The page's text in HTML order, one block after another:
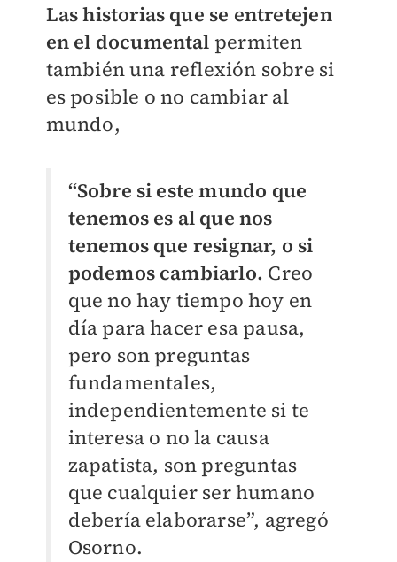
Las historias que se entretejen
en el documental permiten
también una reflexión sobre si
es posible o no cambiar al
mundo,
“Sobre si este mundo que
tenemos es al que nos
tenemos que resignar, o si
podemos cambiarlo. Creo
que no hay tiempo hoy en
día para hacer esa pausa,
pero son preguntas
fundamentales,
independientemente si te
interesa o no la causa
zapatista, son preguntas
que cualquier ser humano
debería elaborarse”, agregó
Osorno.